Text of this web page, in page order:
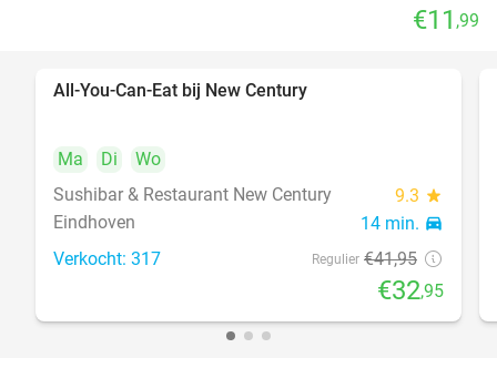
€11 ,99
All-You-Can-Eat bij New Century
Ma Di
Wo
Sushibar & Restaurant New Century
9.3 star
Eindhoven 14 min. directions_car
Verkocht: 317 Regulier €41,95
€32,95